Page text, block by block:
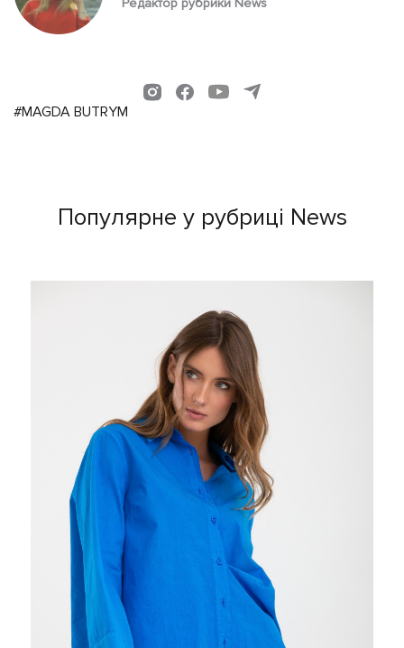
Редактор рубрики News
#MAGDA BUTRYM
Популярне у рубриці News